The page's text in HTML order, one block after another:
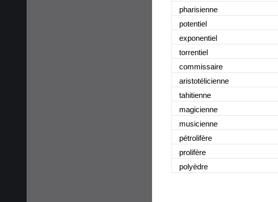
pharisienne
potentiel
exponentiel
torrentiel
commissaire
aristotélicienne
tahitienne
magicienne
musicienne
pétrolifère
prolifère
polyèdre